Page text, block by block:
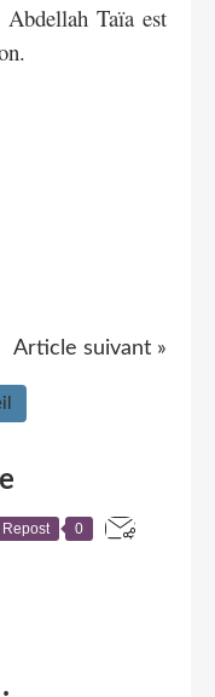
Taïa est
Article suivant »
Repost 0